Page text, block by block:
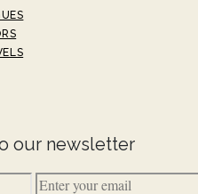
our newsletter